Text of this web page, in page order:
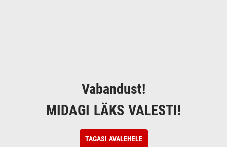
Vabandust!
MIDAGI LÄKS VALESTI!
TAGASI AVALEHELE